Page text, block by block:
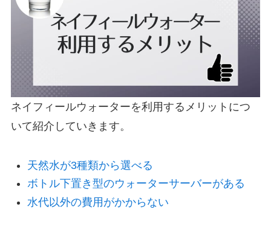
ネイフィールウォーターを利用するメリットにつ
いて紹介していきます。
天然水が3種類から選べる
ボトル下置き型のウォーターサーバーがある
水代以外の費用がかからない